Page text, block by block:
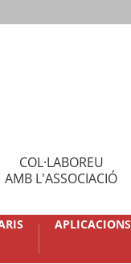
COL·LABOREU
AMB L'ASSOCIACIÓ
APLICACIONS